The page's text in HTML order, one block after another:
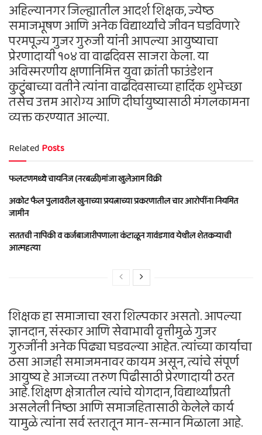
अहिल्यानगर जिल्ह्यातील आदर्श शिक्षक, ज्येष्ठ
समाजभूषण आणि अनेक विद्यार्थ्यांचे जीवन घडविणारे
परमपूज्य गुजर गुरुजी यांनी आपल्या आयुष्याचा
प्रेरणादायी १०४ वा वाढदिवस साजरा केला. या
अविस्मरणीय क्षणानिमित्त युवा क्रांती फाउंडेशन
कुटुंबाच्या वतीने त्यांना वाढदिवसाच्या हार्दिक शुभेच्छा
तसेच उत्तम आरोग्य आणि दीर्घायुष्यासाठी मंगलकामना
व्यक्त करण्यात आल्या.
Related Posts
फलटणमध्ये चायनिज (नरबळी)मांजा खुलेआम विक्री
अकोट फैल पुलावरील खुनाच्या प्रयत्नाच्या प्रकरणातील चार आरोपींना नियमित
जामीन
सततची नापिकी व कर्जबाजारीपणाला कंटाळून गावंडगाव येथील शेतकऱ्याची
आत्महत्या
शिक्षक हा समाजाचा खरा शिल्पकार असतो. आपल्या
ज्ञानदान, संस्कार आणि सेवाभावी वृत्तीमुळे गुजर
गुरुजींनी अनेक पिढ्या घडवल्या आहेत. त्यांच्या कार्याचा
ठसा आजही समाजमनावर कायम असून, त्यांचे संपूर्ण
आयुष्य हे आजच्या तरुण पिढीसाठी प्रेरणादायी ठरत
आहे. शिक्षण क्षेत्रातील त्यांचे योगदान, विद्यार्थ्यांप्रती
असलेली निष्ठा आणि समाजहितासाठी केलेले कार्य
यामुळे त्यांना सर्व स्तरातून मान-सन्मान मिळाला आहे.